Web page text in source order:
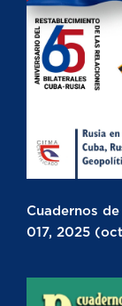
Cuadernos
017, 2025